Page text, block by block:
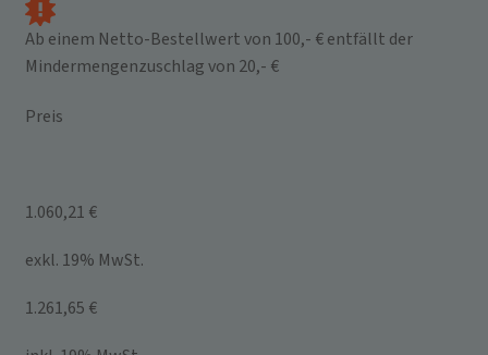
Ab einem Netto-Bestellwert von 100,- € entfällt der
Mindermengenzuschlag von 20,- €
Preis
1.060,21 €
exkl. 19% MwSt.
1.261,65 €